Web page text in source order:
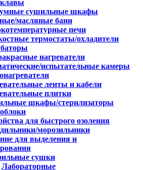
сушильные шкафы
масляные бани
печи
термостаты/охладители
нагреватели
испытательные камеры
ленты и кабели
плитки
шкафы/стерилизаторы
для быстрого озоления
морозильники
для выделения и
сушки
Лабораторные